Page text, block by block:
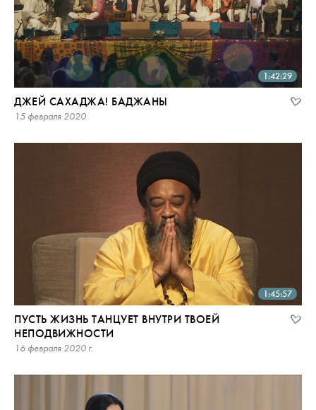
1:42:29
ДЖЕЙ САХАДЖА! БАДЖАНЫ
15 февраля 2020
1:45:57
ПУСТЬ ЖИЗНЬ ТАНЦУЕТ ВНУТРИ ТВОЕЙ
НЕПОДВИЖНОСТИ
16 февраля 2020 г.